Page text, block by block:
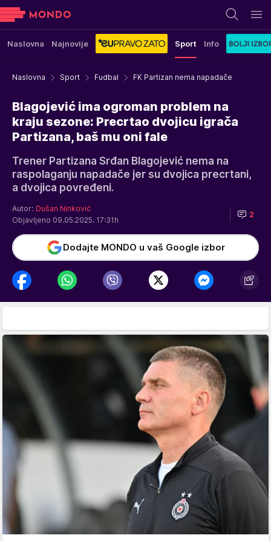
Naslovna Najnovije Sport Info
Naslovna Sport Fudbal FK Partizan nema napadače
Blagojević ima ogroman problem na
kraju sezone: Precrtao dvojicu igrača
Partizana, baš mu oni fale
Trener Partizana Srđan Blagojević nema na
raspolaganju napadače jer su dvojica precrtani,
a dvojica povređeni.
Autor: Dušan Ninković
Objavljeno 09.05.2025. 17:31h
2
Dodajte MONDO u vaš Google izbor